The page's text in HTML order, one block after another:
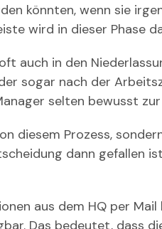
könnten, wenn sie
wird in dieser Phase
auch in den
sogar nach der
selten bewusst
diesem Prozess,
dann gefallen
aus dem HQ per
Das bedeutet, dass